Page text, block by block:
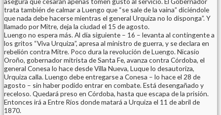
trata también de calmar a Luengo que “se sale de la vaina” diciéndole
que nada debe hacerse mientras el general Urquiza no lo disponga”. Y
llamado por Mitre, deja la ciudad el 15 de agosto.
Luengo no espera más. Al día siguiente – 16 – levanta al contingente a
los gritos “Viva Urquiza”, apresa al ministro de guerra, y se declara en
rebelión contra Mitre. Poco dura la revolución de Luengo. Nicasio
Oroño, gobernador mitrista de Santa Fe, avanza contra Córdoba, el
general Conesa lo hace desde Villa Nueva, Luque lo desautoriza,
Urquiza calla. Luengo debe entregarse a Conesa – lo hace el 28 de
agosto – sin haber podido entrar en combate. Está desengañado y
receloso. Quedará preso en Córdoba, hasta que escapa de la prisión.
Entonces irá a Entre Ríos donde matará a Urquiza el 11 de abril de
1870.